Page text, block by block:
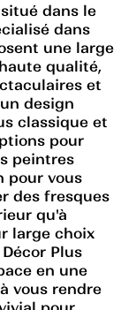
dans le
dans
une large
qualité,
et
design
classique et
pour
peintres
pour vous
des fresques
qu'à
large choix
Plus
en une
vous rendre